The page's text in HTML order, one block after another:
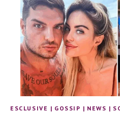
ESCLUSIVE | GOSSIP | NEWS |